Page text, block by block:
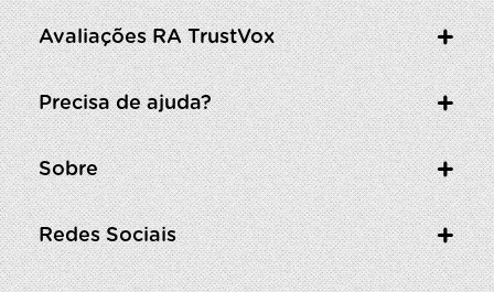
Avaliações RA TrustVox
Precisa de ajuda?
Sobre
Redes Sociais